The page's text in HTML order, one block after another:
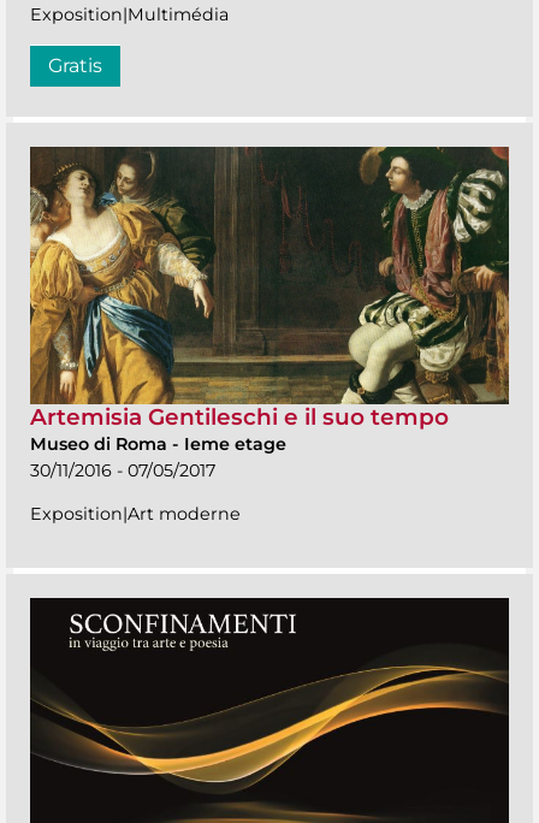
Exposition|Multimédia
Gratis
Artemisia Gentileschi e il suo tempo
Museo di Roma - Ieme etage
30/11/2016 - 07/05/2017
Exposition|Art moderne